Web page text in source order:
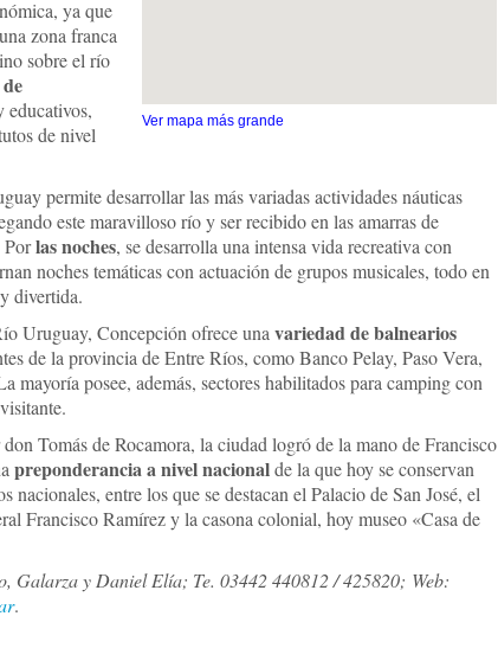
Ver mapa más grande
ya que
zona franca
sobre el río
educativos,
de nivel
permite desarrollar las más variadas actividades náuticas
este maravilloso río y ser recibido en las amarras de
Porlas noches, se desarrolla una intensa vida recreativa con
noches temáticas con actuación de grupos musicales, todo en
divertida.
Uruguay, Concepción ofrece una variedad de balnearios
de la provincia de Entre Ríos, como Banco Pelay, Paso Vera,
mayoría posee, además, sectores habilitados para camping con
Tomás de Rocamora, la ciudad logró de la mano de Francisco
preponderancia a nivel nacionalde la que hoy se conservan
nacionales, entre los que se destacan el Palacio de San José, el
Francisco Ramírez y la casona colonial, hoy museo «Casa de
Galarza y Daniel Elía; Te. 03442 440812 / 425820; Web:
.